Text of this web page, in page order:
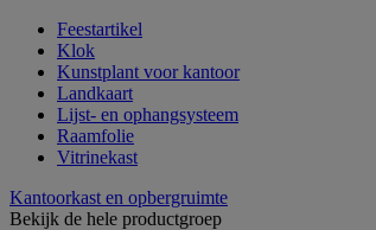
Feestartikel
Klok
Kunstplant voor kantoor
Landkaart
Lijst- en ophangsysteem
Raamfolie
Vitrinekast
Kantoorkast en opbergruimte
Bekijk de hele productgroep